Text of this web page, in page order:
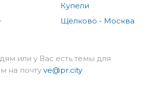
Купели
Щёлково - Москва
или у Вас есть темы для
на почту ve@pr.city